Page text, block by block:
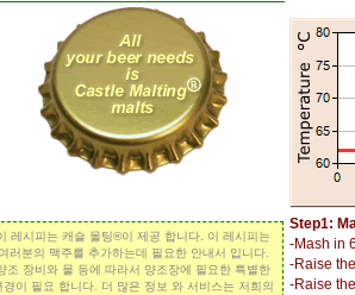
레시피는 캐슬 몰팅®이 제공 합니다. 이 레시피는
여러분의 맥주를 추가하는데 필요한 안내서 입니다.
조 장비와 물 등에 따라서 양조장에 필요한 특별한
경이 필요 합니다. 더 많은 정보 와 서비스는 저희의
Step1:
-Mash in
-Raise
-Raise